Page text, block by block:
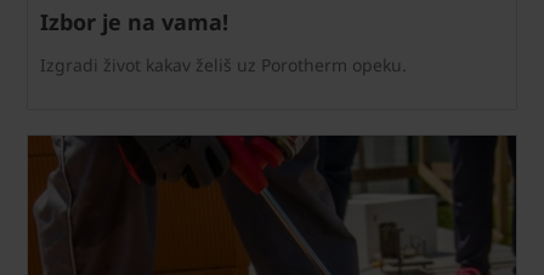
Izbor je na vama!
Izgradi život kakav želiš uz Porotherm opeku.